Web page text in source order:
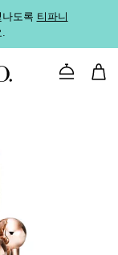
도록 티파니
문의하기